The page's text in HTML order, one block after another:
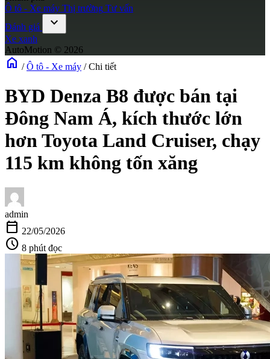
Ô tô - Xe máy Thị trường Tư vấn
Đánh giá
expand_more
Xe xanh
AutoMotion © 2026
home / Ô tô - Xe máy / Chi tiết
BYD Denza B8 được bán tại
Đông Nam Á, kích thước lớn
hơn Toyota Land Cruiser, chạy
115 km không tốn xăng
admin
calendar_today 22/05/2026
schedule 8 phút đọc